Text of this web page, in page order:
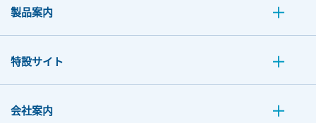
製品案内
特設サイト
会社案内